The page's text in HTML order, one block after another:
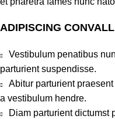
ADIPISCING
Vestibulum penatibus
parturient suspendisse.
Abitur parturient
a vestibulum hendre.
Diam parturient dictumst